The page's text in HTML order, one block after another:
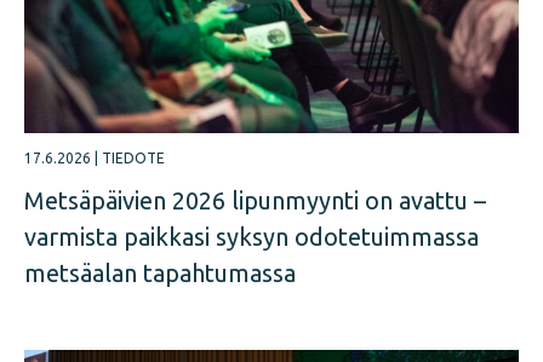
17.6.2026 TIEDOTE
Metsäpäivien 2026 lipunmyynti on avattu –
varmista paikkasi syksyn odotetuimmassa
metsäalan tapahtumassa